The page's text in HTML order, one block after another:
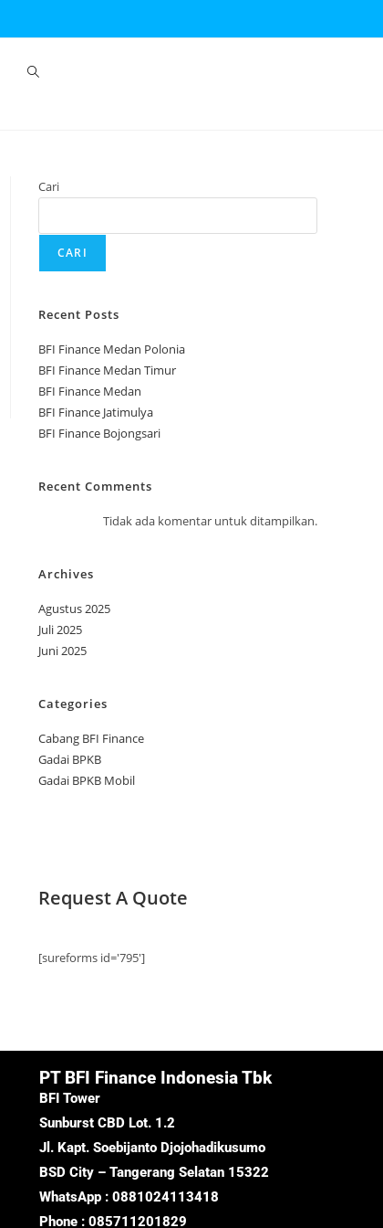
Cari
CARI
Recent Posts
BFI Finance Medan Polonia
BFI Finance Medan Timur
BFI Finance Medan
BFI Finance Jatimulya
BFI Finance Bojongsari
Recent Comments
Tidak ada komentar untuk ditampilkan.
Archives
Agustus 2025
Juli 2025
Juni 2025
Categories
Cabang BFI Finance
Gadai BPKB
Gadai BPKB Mobil
Request A Quote
[sureforms id='795']
PT BFI Finance Indonesia Tbk
BFI Tower
Sunburst CBD Lot. 1.2
Jl. Kapt. Soebijanto Djojohadikusumo
BSD City – Tangerang Selatan 15322
WhatsApp : 0881024113418
Phone : 085711201829